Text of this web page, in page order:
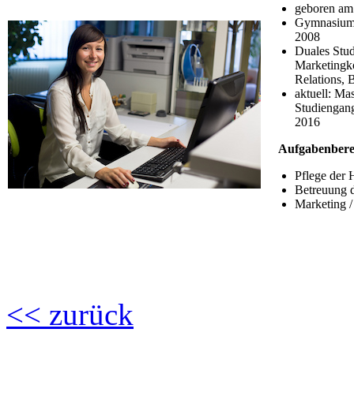
geboren
2008
Duales
Relations,
aktuell:
2016
Pflege der
Betreuung
Marketing
<< zurück